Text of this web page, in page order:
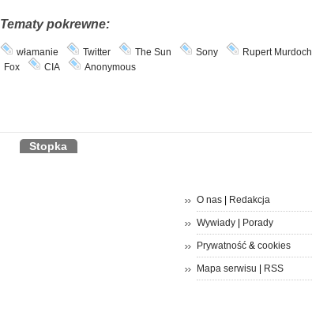
Tematy pokrewne:
włamanie Twitter The Sun Sony Rupert Murdoch
Fox
CIA Anonymous
Stopka
O nas| Redakcja
Wywiady| Porady
Prywatność& cookies
Mapa serwisu RSS